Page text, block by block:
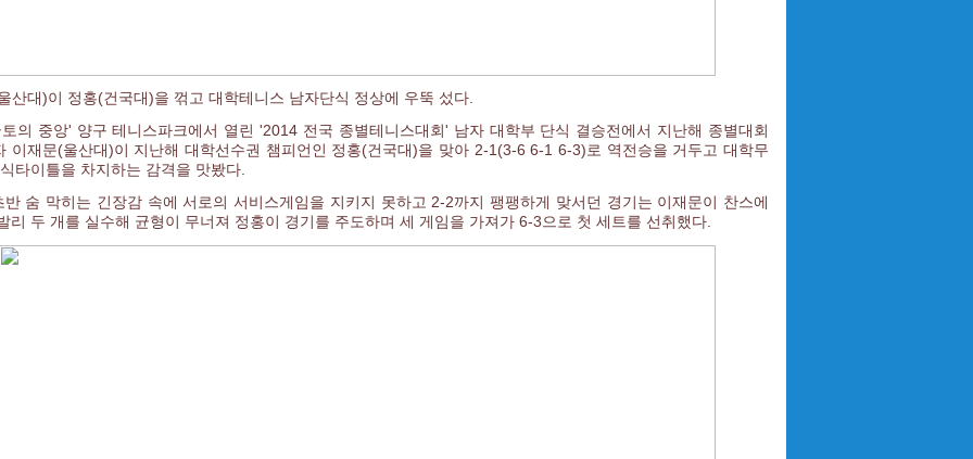
산대)이 정홍(건국대)을 꺾고 대학테니스 남자단식 정상에 우뚝 섰다.
의 중앙' 양구 테니스파크에서 열린 '2014 전국 종별테니스대회' 남자 대학부 단식 결승전에서 지난해 종별대회
이재문(울산대)이 지난해 대학선수권 챔피언인 정홍(건국대)을 맞아 2-1(3-6 6-1 6-3)로 역전승을 거두고 대학무
타이틀을 차지하는 감격을 맛봤다.
반 숨 막히는 긴장감 속에 서로의 서비스게임을 지키지 못하고 2-2까지 팽팽하게 맞서던 경기는 이재문이 찬스에
리 두 개를 실수해 균형이 무너져 정홍이 경기를 주도하며 세 게임을 가져가 6-3으로 첫 세트를 선취했다.